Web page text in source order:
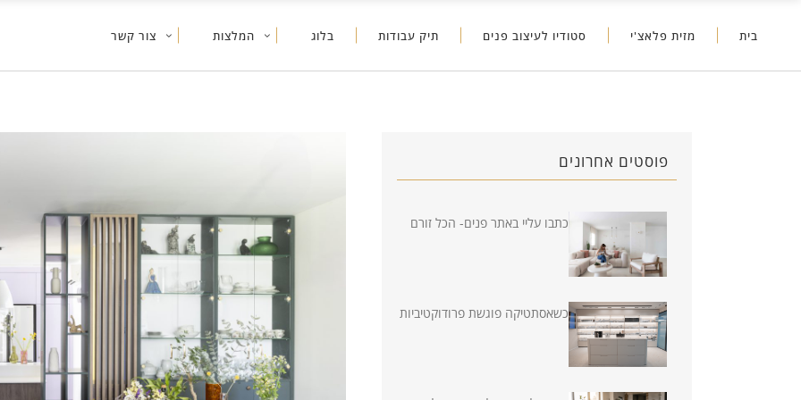
בית מזית פלאצ'י סטודיו לעיצוב פנים תיק עבודות בלוג המלצות צור קשר
פוסטים אחרונים
כתבו עליי באתר פנים- הכל זורם
כשאסתטיקה פוגשת פרודוקטיביות